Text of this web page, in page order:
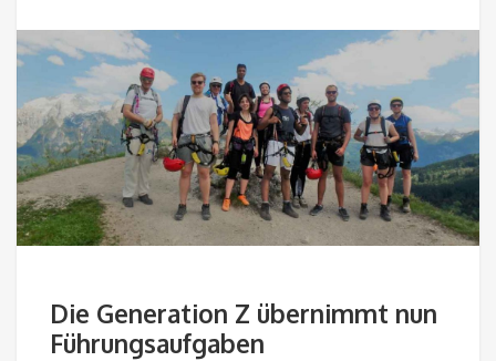
Die Generation Z übernimmt nun
Führungsaufgaben